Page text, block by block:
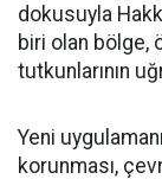
dokusuyla
biri olan bölge,
tutkunlarının
Yeni
korunması,